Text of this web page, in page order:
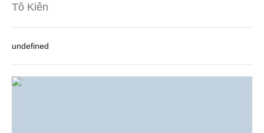
Tô Kiên
undefined